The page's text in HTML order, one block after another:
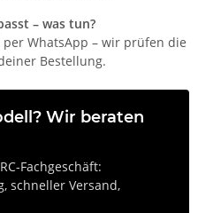
– was tun?
WhatsApp – wir prüfen die
Bestellung.
Wir beraten
Fachgeschäft:
schneller Versand,